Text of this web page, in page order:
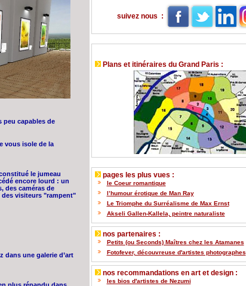
peu capables de
vous isole de la
le jumeau
encore lourd : un
des caméras de
visiteurs "rampent"
dans une galerie d’art
suivez nous :
Plans et itinéraires du Grand Paris :
pages les plus vues :
le Coeur romantique
l’humour érotique de Man Ray
Le Triomphe du Surréalisme de Max Ernst
Akseli Gallen-Kallela, peintre naturaliste
nos partenaires :
Petits (ou Seconds) Maîtres chez les Atamanes
Fotofever, découvreuse d'artistes photographes
nos recommandations en art et design :
les bios d'artistes de Nezumi